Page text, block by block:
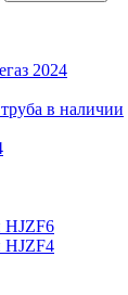
2024
в наличии
HJZF6
HJZF4